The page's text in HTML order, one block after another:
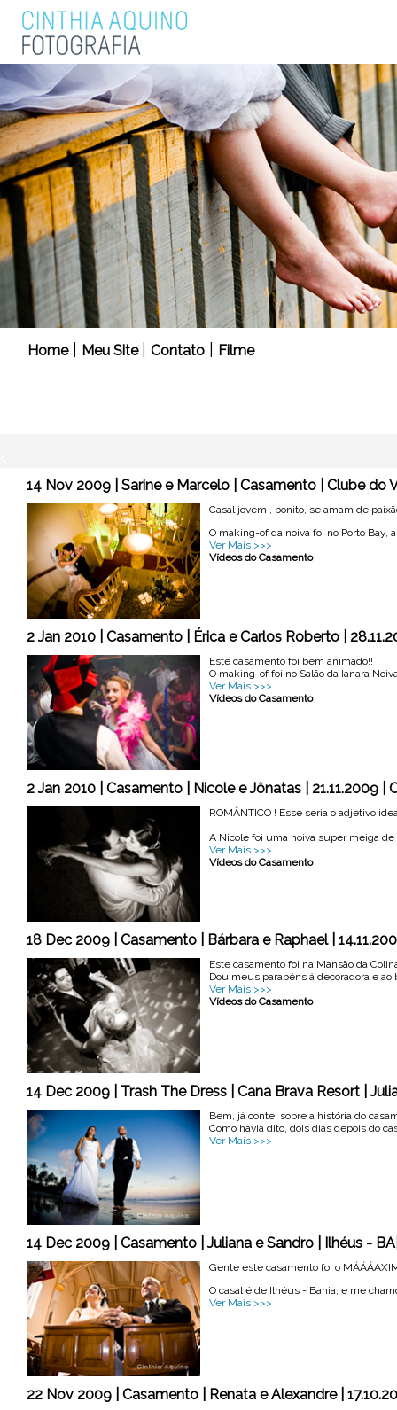
Home| Meu Site Contato Filme
14 Nov 2009 | Sarine e Marcelo | Casamento | Clube do
Casal jovem , bonito, se amam de
O making-of da noiva foi no Porto Bay,
Ver Mais >>>
Vídeos do Casamento
2 Jan 2010 | Casamento | Érica e Carlos Roberto |
Este casamento foi bem animado!!
O making-of foi no Salão da Ianara
Ver Mais >>>
Vídeos do Casamento
2 Jan 2010 | Casamento | Nicole e Jônatas | 21.11.2009 |
ROMÂNTICO ! Esse seria o adjetivo
A Nicole foi uma noiva super meiga de
Ver Mais >>>
Vídeos do Casamento
18 Dec 2009 | Casamento | Bárbara e Raphael |
Este casamento foi na Mansão da
Dou meus parabéns á decoradora e ao
Ver Mais >>>
Vídeos do Casamento
14 Dec 2009 | Trash The Dress | Cana Brava Resort |
Bem, já contei sobre a história do
Como havia dito, dois dias depois do
Ver Mais >>>
14 Dec 2009 | Casamento | Juliana e Sandro | Ilhéus -
Gente este casamento foi o
O casal é de Ilhéus - Bahia, e me
Ver Mais >>>
22 Nov 2009 | Casamento | Renata e Alexandre |